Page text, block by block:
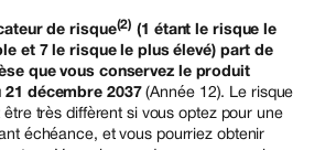
de risque(2) (1 étant le risque le
et 7 le risque le plus élevé) part de
que vous conservez le produit
21 décembre 2037(Année 12). Le risque
être très diffèrent si vous optez pour une
échéance, et vous pourriez obtenir